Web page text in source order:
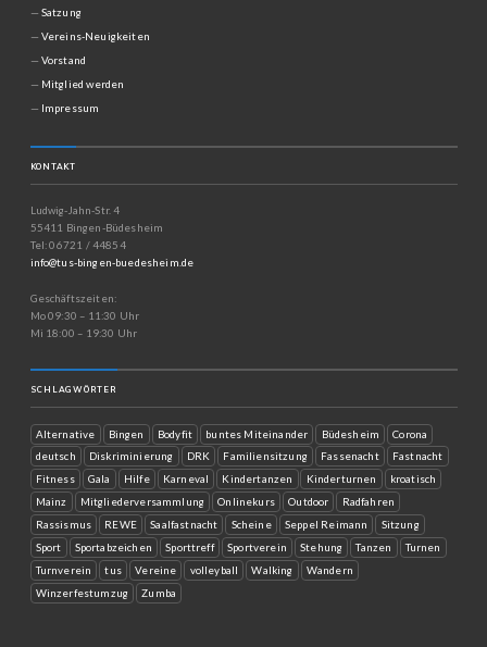
Satzung
Vereins-Neuigkeiten
Vorstand
Mitglied werden
Impressum
KONTAKT
Ludwig-Jahn-Str. 4
55411 Bingen-Büdesheim
Tel: 06721 / 44854
info@tus-bingen-buedesheim.de
Geschäftszeiten:
Mo 09:30 – 11:30 Uhr
Mi 18:00 – 19:30 Uhr
SCHLAGWÖRTER
Alternative Bingen Bodyfit buntes Miteinander Büdesheim
Corona
deutsch
Diskriminierung DRK Familiensitzung Fassenacht
Fastnacht
Fitness
Gala Hilfe Karneval Kindertanzen Kinderturnen
kroatisch
Mainz
Mitgliederversammlung Onlinekurs Outdoor
Radfahren
Rassismus
REWE Saalfastnacht Scheine Seppel Reimann
Sitzung
Sport
Sportabzeichen Sporttreff Sportverein Stehung Tanzen
Turnen
Turnverein
tus Vereine volleyball Walking
Wandern
Winzerfestumzug
Zumba